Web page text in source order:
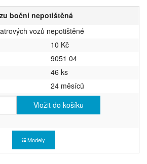
boční nepotištěná
vozů nepotištěné
10 Kč
9051 04
46 ks
24 měsíců
Vložit do košíku
Modely